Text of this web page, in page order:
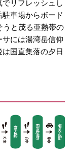
リフレッシュし
車場からボード
うと茂る亜熱帯の
には湯湾岳信仰
国直集落の夕日